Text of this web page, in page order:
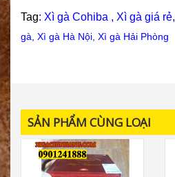
Tag: Xì gà Cohiba , Xì gà giá rẻ,
gà, Xì gà Hà Nội, Xì gà Hải Phòng
SẢN PHẨM CÙNG LOẠI